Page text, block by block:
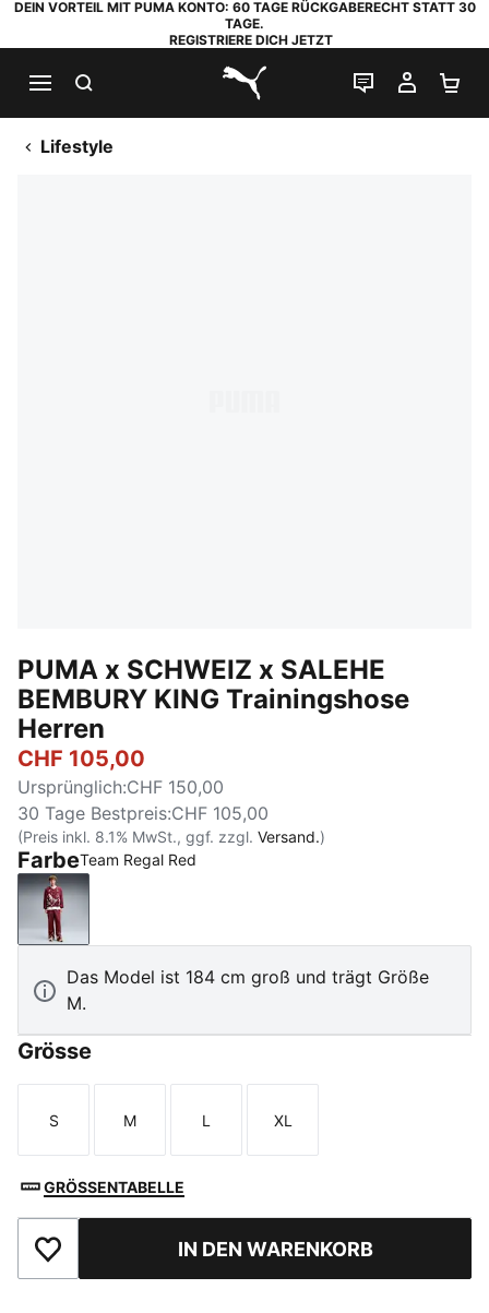
DEIN VORTEIL MIT PUMA KONTO: 60 TAGE RÜCKGABERECHT STATT 30
TAGE.
REGISTRIERE DICH JETZT
PUMA.com
LIVE-CHAT
MEIN
Lifestyle
PUMA x SCHWEIZ x SALEHE
BEMBURY KING Trainingshose
Herren
CHF 105,00
Ursprünglich:CHF 150,00
30 Tage Bestpreis:CHF 105,00
(Preis inkl. 8.1% MwSt., ggf. zzgl. Versand.)
FarbeTeam Regal Red
Team Regal Red
Das Model ist 184 cm groß und trägt Größe
M.
Grösse
Größe
S
Größe
M
Größe
L
Größe
XL
GRÖSSENTABELLE
Zu Favoriten hinzufügenIN DEN WARENKORB